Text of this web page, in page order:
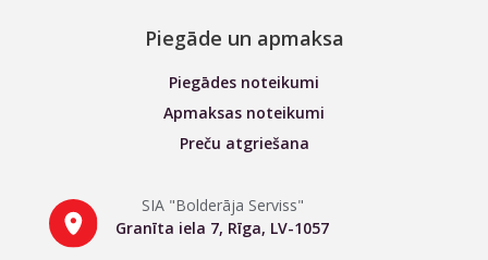
Piegāde un apmaksa
Piegādes noteikumi
Apmaksas noteikumi
Preču atgriešana
SIA "Bolderāja Serviss"
Granīta iela 7, Rīga, LV-1057